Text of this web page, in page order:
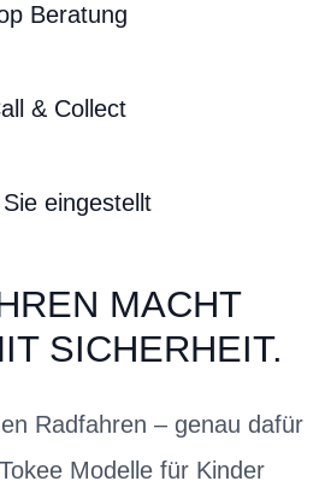
Beratung
& Collect
eingestellt
MACHT
SICHERHEIT.
Radfahren – genau dafür
Modelle für Kinder